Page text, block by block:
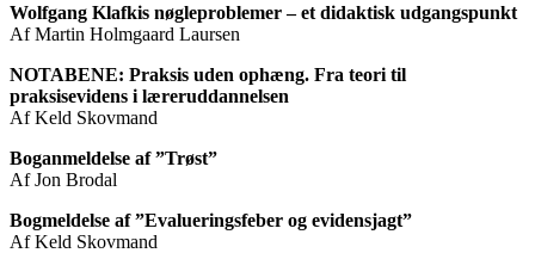
Wolfgang Klafkis nøgleproblemer – et didaktisk udgangspunkt
Af Martin Holmgaard Laursen
NOTABENE: Praksis uden ophæng. Fra teori til
praksisevidens i læreruddannelsen
Af Keld Skovmand
Boganmeldelse af ”Trøst”
Af Jon Brodal
Bogmeldelse af ”Evalueringsfeber og evidensjagt”
Af Keld Skovmand